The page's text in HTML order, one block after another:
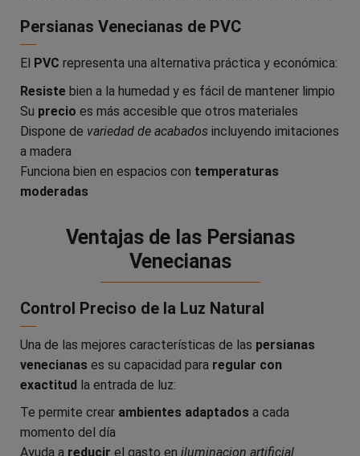
Persianas Venecianas de PVC
El PVC representa una alternativa práctica y económica:
Resiste bien a la humedad y es fácil de mantener limpio
Su precio es más accesible que otros materiales
Dispone de variedad de acabados incluyendo imitaciones
a madera
Funciona bien en espacios con temperaturas
moderadas
Ventajas de las Persianas
Venecianas
Control Preciso de la Luz Natural
Una de las mejores características de las persianas
venecianas es su capacidad para regular con
exactitud la entrada de luz:
Te permite crear ambientes adaptados a cada
momento del día
Ayuda a reducir el gasto en iluminacion artificial